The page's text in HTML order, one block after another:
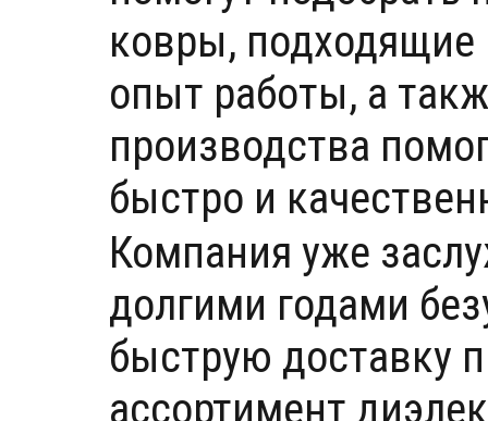
ковры, подходящие
опыт работы, а
производства
быстро и
Компания уже
долгими годами
быструю доставку
ассортимент